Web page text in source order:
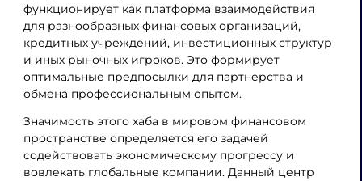
функционирует как платформа взаимодействия
для разнообразных финансовых организаций,
кредитных учреждений, инвестиционных структур
и иных рыночных игроков. Это формирует
оптимальные предпосылки для партнерства и
обмена профессиональным опытом.
Значимость этого хаба в мировом финансовом
пространстве определяется его задачей
содействовать экономическому прогрессу и
вовлекать глобальные компании. Данный центр